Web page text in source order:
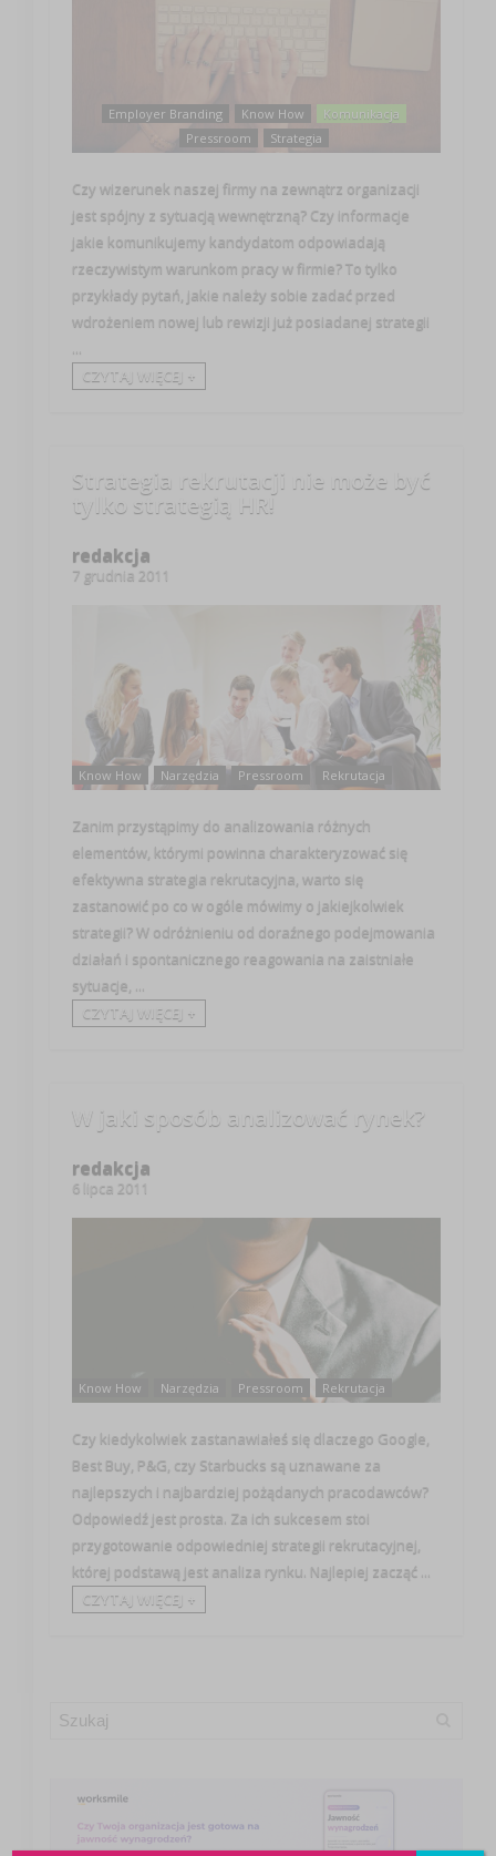
Employer Branding Know How
Komunikacja
Pressroom
Strategia
Czy wizerunek naszej firmy na zewnątrz organizacji
jest spójny z sytuacją wewnętrzną? Czy informacje
jakie komunikujemy kandydatom odpowiadają
rzeczywistym warunkom pracy w firmie? To tylko
przykłady pytań, jakie należy sobie zadać przed
wdrożeniem nowej lub rewizji już posiadanej strategii
...
CZYTAJ WIĘCEJ +
Strategia rekrutacji nie może być
tylko strategią HR!
redakcja
7 grudnia 2011
Know How Narzędzia Pressroom Rekrutacja
Zanim przystąpimy do analizowania różnych
elementów, którymi powinna charakteryzować się
efektywna strategia rekrutacyjna, warto się
zastanowić po co w ogóle mówimy o jakiejkolwiek
strategii? W odróżnieniu od doraźnego podejmowania
działań i spontanicznego reagowania na zaistniałe
sytuacje, ...
CZYTAJ WIĘCEJ +
W jaki sposób analizować rynek?
redakcja
6 lipca 2011
Know How Narzędzia Pressroom Rekrutacja
Czy kiedykolwiek zastanawiałeś się dlaczego Google,
Best Buy, P&G, czy Starbucks są uznawane za
najlepszych i najbardziej pożądanych pracodawców?
Odpowiedź jest prosta. Za ich sukcesem stoi
przygotowanie odpowiedniej strategii rekrutacyjnej,
której podstawą jest analiza rynku. Najlepiej zacząć ...
CZYTAJ WIĘCEJ +